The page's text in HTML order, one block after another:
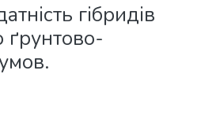
гібридів
ґрунтово-